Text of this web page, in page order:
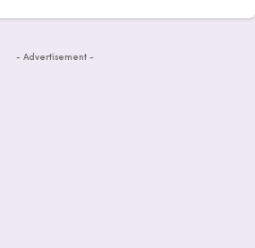
- Advertisement -